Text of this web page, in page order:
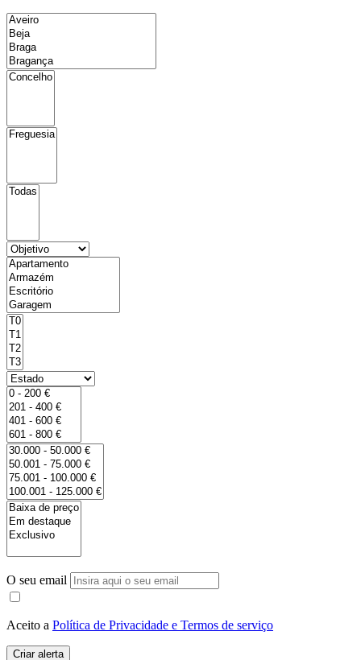
O seu email
Aceito a Política de Privacidade e Termos de serviço